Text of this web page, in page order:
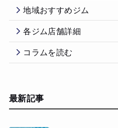
地域おすすめジム
各ジム店舗詳細
コラムを読む
最新記事